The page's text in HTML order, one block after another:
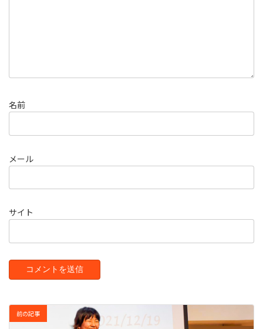
名前
メール
サイト
前の記事